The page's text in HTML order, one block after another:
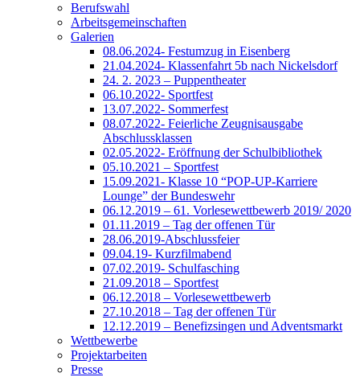
Berufswahl
Arbeitsgemeinschaften
Galerien
08.06.2024- Festumzug in Eisenberg
21.04.2024- Klassenfahrt 5b nach Nickelsdorf
24. 2. 2023 – Puppentheater
06.10.2022- Sportfest
13.07.2022- Sommerfest
08.07.2022- Feierliche Zeugnisausgabe
Abschlussklassen
02.05.2022- Eröffnung der Schulbibliothek
05.10.2021 – Sportfest
15.09.2021- Klasse 10 “POP-UP-Karriere
Lounge” der Bundeswehr
06.12.2019 – 61. Vorlesewettbewerb 2019/ 2020
01.11.2019 – Tag der offenen Tür
28.06.2019-Abschlussfeier
09.04.19- Kurzfilmabend
07.02.2019- Schulfasching
21.09.2018 – Sportfest
06.12.2018 – Vorlesewettbewerb
27.10.2018 – Tag der offenen Tür
12.12.2019 – Benefizsingen und Adventsmarkt
Wettbewerbe
Projektarbeiten
Presse